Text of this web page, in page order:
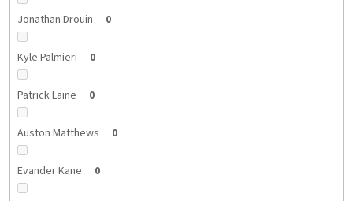
Jonathan Drouin 0
Kyle Palmieri 0
Patrick Laine 0
Auston Matthews 0
Evander Kane 0